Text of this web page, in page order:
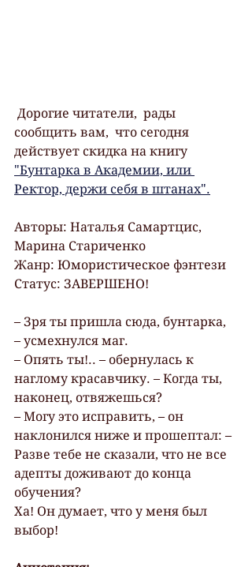
сообщить вам,  что сегодня
действует скидка на книгу
"Бунтарка в Академии, или
Ректор, держи себя в штанах".
Авторы: Наталья Самартцис,
Марина Стариченко
Жанр: Юмористическое фэнтези
Статус: ЗАВЕРШЕНО!
– Зря ты пришла сюда, бунтарка,
– усмехнулся маг.
– Опять ты!.. – обернулась к
наглому красавчику. – Когда ты,
наконец, отвяжешься?
– Могу это исправить, – он
наклонился ниже и прошептал: –
Разве тебе не сказали, что не все
адепты доживают до конца
обучения?
Ха! Он думает, что у меня был
выбор!